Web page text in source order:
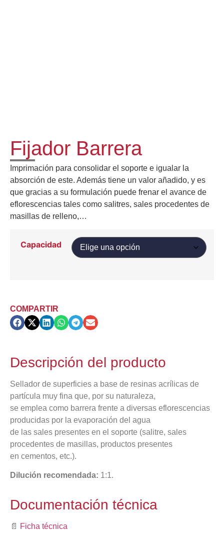
Fijador Barrera
Imprimación para consolidar el soporte e igualar la
absorción de este. Además tiene un valor añadido, y es
que gracias a su formulación puede frenar el avance de
eflorescencias tales como salitres, sales procedentes de
masillas de relleno,…
Capacidad
COMPARTIR
Descripción del producto
Sellador de superficies a base de resinas acrílicas de
partícula muy fina que, por su naturaleza,
se emplea como barrera frente a diversas eflorescencias
producidas por la evaporación del agua
de las sales presentes en el soporte (salitre, sales
procedentes de masillas, productos presentes
en cementos, etc.).
Dilución recomendada: 1:1.
Documentación técnica
📄
Ficha técnica